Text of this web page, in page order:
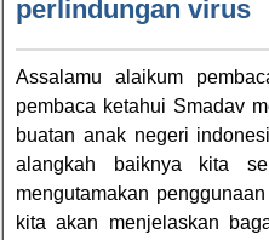
perlindungan virus
Assalamu alaikum
pembaca ketahui Smadav
buatan anak negeri
alangkah baiknya kita
mengutamakan
kita akan menjelaskan